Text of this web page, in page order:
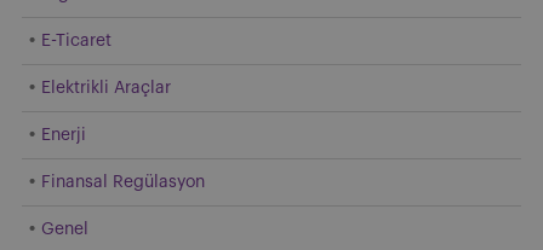
E-Ticaret
Elektrikli Araçlar
Enerji
Finansal Regülasyon
Genel